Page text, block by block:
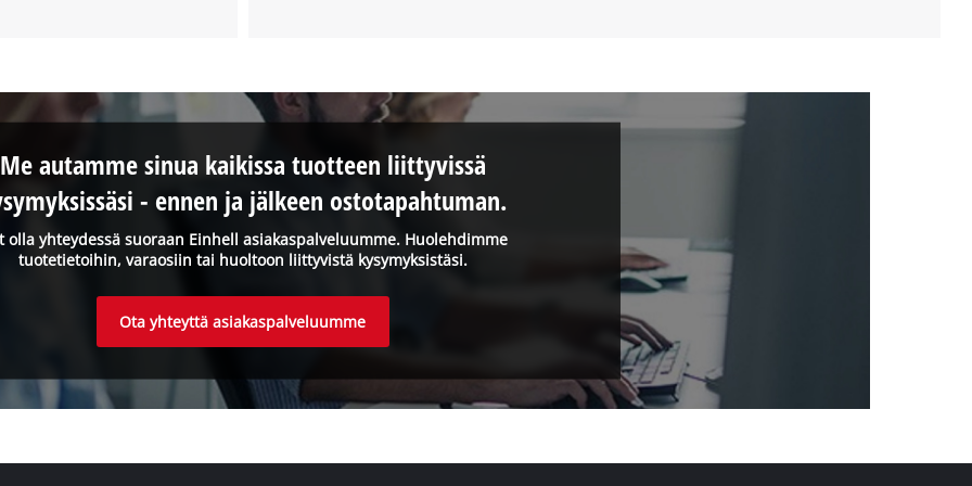
olla yhteydessä suoraan Einhell asiakaspalveluumme. Huolehdimme
tuotetietoihin, varaosiin tai huoltoon liittyvistä kysymyksistäsi.
Me autamme sinua kaikissa tuotteen liittyvissä
- ennen ja jälkeen ostotapahtuman.
Ota yhteyttä asiakaspalveluumme